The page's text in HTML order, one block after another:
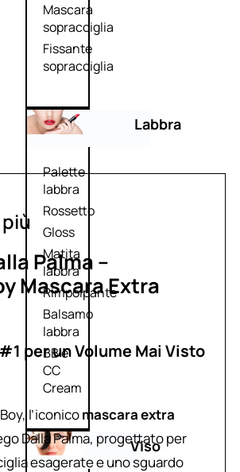
Mascara
sopracciglia
Fissante
sopracciglia
Labbra
Palette
labbra
Rossetto
Gloss
Matita
labbra
Rimpolpante
Balsamo
labbra
BB e
CC
Cream
Viso
Palma –
Mascara Extra
per un Volume Mai Visto
l’iconicomascara extra
Dalla Palma, progettato per
esagerate e uno sguardo